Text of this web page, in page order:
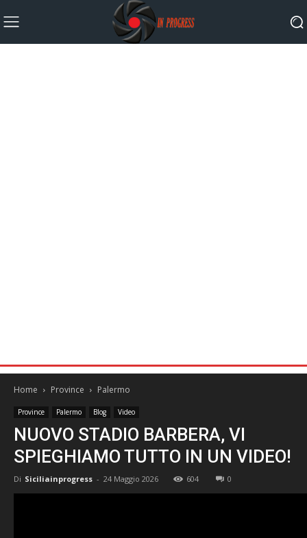
Home Province Palermo
Province Palermo Blog Video
NUOVO STADIO BARBERA, VI
SPIEGHIAMO TUTTO IN UN VIDEO!
Di Siciliainprogress - 24 Maggio 2026 604 0